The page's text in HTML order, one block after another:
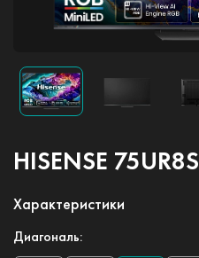
HISENSE 75UR8S
Характеристики
Диагональ: